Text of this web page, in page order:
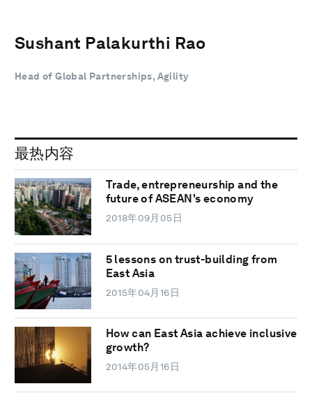
Sushant Palakurthi Rao
Head of Global Partnerships, Agility
最热内容
Trade, entrepreneurship and the
future of ASEAN's economy
2018年09月05日
5 lessons on trust-building from
East Asia
2015年04月16日
How can East Asia achieve inclusive
growth?
2014年05月16日